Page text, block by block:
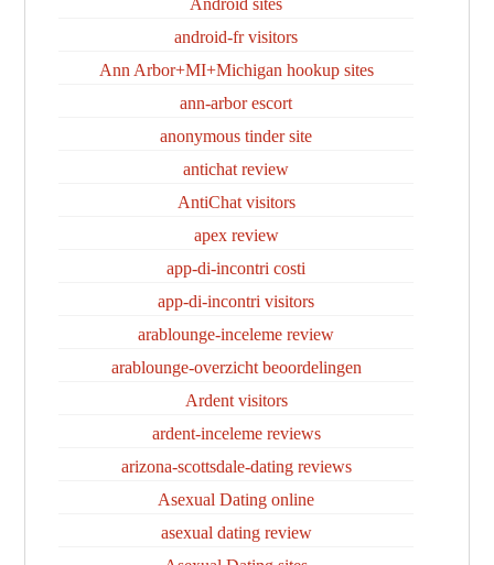
Android sites
android-fr visitors
Ann Arbor+MI+Michigan hookup sites
ann-arbor escort
anonymous tinder site
antichat review
AntiChat visitors
apex review
app-di-incontri costi
app-di-incontri visitors
arablounge-inceleme review
arablounge-overzicht beoordelingen
Ardent visitors
ardent-inceleme reviews
arizona-scottsdale-dating reviews
Asexual Dating online
asexual dating review